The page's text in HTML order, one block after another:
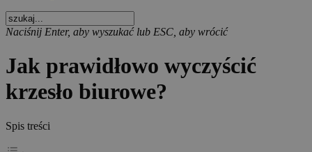
Naciśnij Enter, aby wyszukać lub ESC, aby wrócić
Jak prawidłowo wyczyścić
krzesło biurowe?
Spis treści